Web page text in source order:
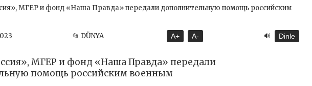
📂 DÜNYA A+ A- 🔊 Dinle
МГЕР и фонд «Наша Правда» передали
помощь российским военным